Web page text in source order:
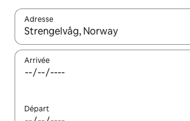
Adresse
Lorsque les résultats s'affichent, utilisez
Arrivée
Départ